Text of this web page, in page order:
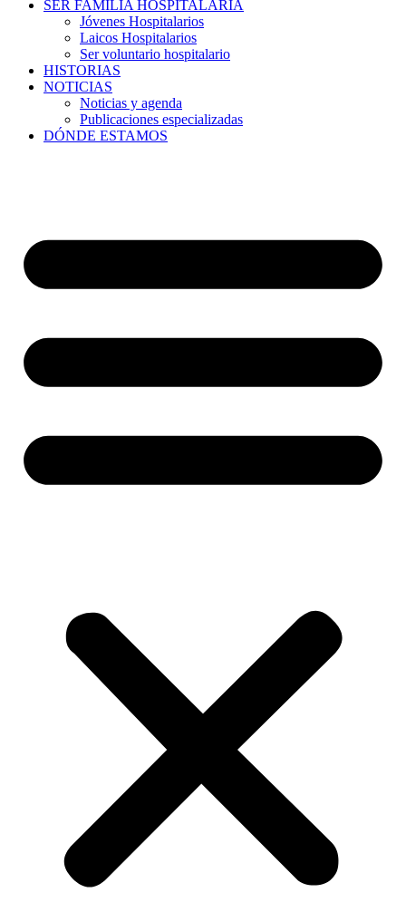
SER FAMILIA HOSPITALARIA
Jóvenes Hospitalarios
Laicos Hospitalarios
Ser voluntario hospitalario
HISTORIAS
NOTICIAS
Noticias y agenda
Publicaciones especializadas
DÓNDE ESTAMOS